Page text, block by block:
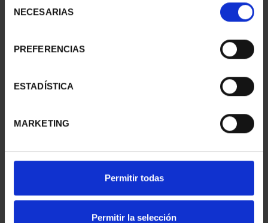
NECESARIAS
PREFERENCIAS
ESTADÍSTICA
MARKETING
Permitir todas
Permitir la selección
1 Productos encontrados
PROVINCIA COLECCION
COMPLET...